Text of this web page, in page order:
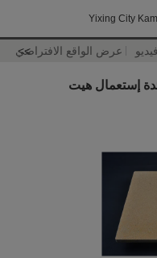
Yixing City
عرض الواقع الافتراضي
>>
إستعمال هيت